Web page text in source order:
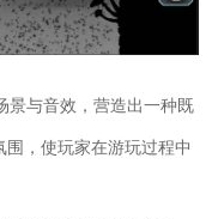
景与音效，营造出一种既
，使玩家在游玩过程中